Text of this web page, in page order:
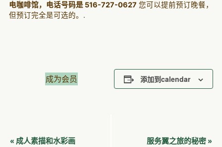
电咖啡馆，电话号码是 516-727-0627 您可以提前预订晚餐，
但预订完全是可选的。.
成为会员 添加到calendar
活« 成人素描和水彩画 服务翼之旅的秘密 »